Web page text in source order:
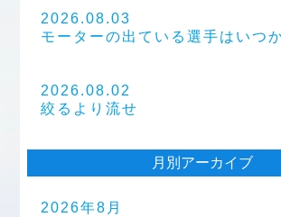
2026.08.03
モーターの出ている選手はいつ
2026.08.02
絞るより流せ
月別アーカイブ
2026年8月